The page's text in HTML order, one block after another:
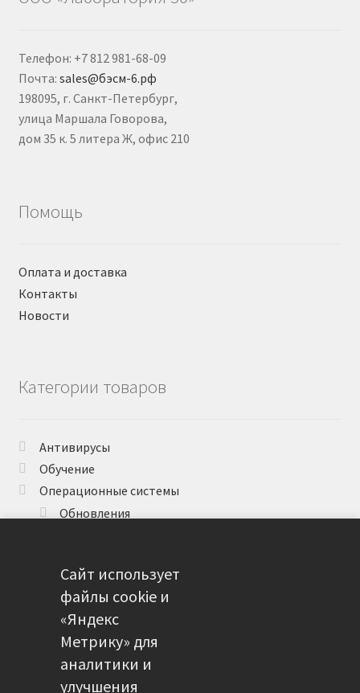
Телефон: +7 812 981-68-09
Почта: sales@бэсм-6.рф
198095, г. Санкт-Петербург,
улица Маршала Говорова,
дом 35 к. 5 литера Ж, офис 210
Помощь
Оплата и доставка
Контакты
Новости
Категории товаров
Антивирусы
Обучение
Операционные системы
Обновления
Средства защиты информации
Техническая поддержка
Метки товаров
Сайт использует
файлы cookie и
«Яндекс
Метрику» для
аналитики и
улучшения